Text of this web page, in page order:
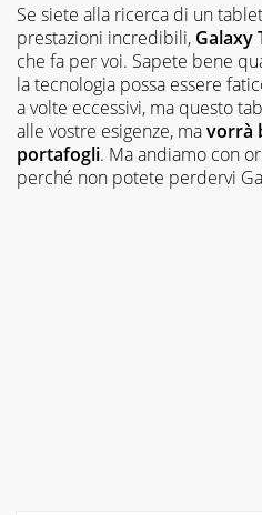
Se siete alla ricerca di un
prestazioni incredibili, Galaxy
che fa per voi. Sapete bene
la tecnologia possa essere
a volte eccessivi, ma questo
alle vostre esigenze, mavorrà
portafogli. Ma andiamo con
perché non potete perdervi